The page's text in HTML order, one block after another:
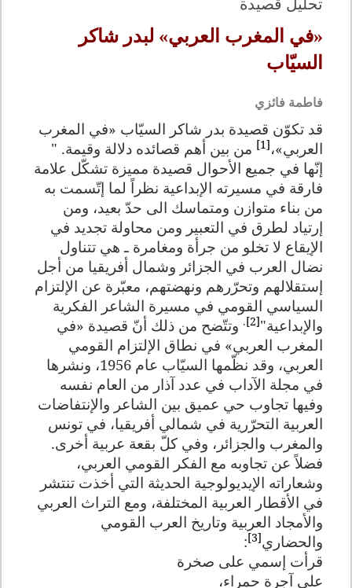
تحليل قصيدة
«في المغرب العربي» لبدر شاكر
السيّاب
فاطمة فائزي
قد تكوّن قصيدة بدر شاكر السيّاب «في المغرب
العربي»،[1] من بين أهم قصائده دلالة وقيمة. "
إنّها في جميع الأحوال قصيدة مميزة تشكّل علامة
فارقة في مسيرته الإبداعية نظراً لما إتّسمت به
من بناء متوازن ومتماسك الى حدّ بعيد، ومن
إرتياد لطرق في التعبير ومن محاولة تجديد في
الإيقاع لا تخلو من جرأة ومغامرة ـ هي تتناول
نضال العرب في الجزائر وشمال أفريقيا من أجل
إستقلالهم وتحرّرهم ونهضتهم، معبّرة عن الإلتزام
السياسي القومي في مسيرة الشاعر الفكرية
والإبداعية"[2]
. وتتّضح من ذلك أنّ قصيدة «في
المغرب العربي» في نطاق الإلتزام القومي
العربي، وقد نظّمها السيّاب عام 1956، ونشرها
في مجلة الآداب في عدد آذار من العام نفسه
وفيها تجاوب حي عميق بين الشاعر والإنتفاضات
العربية التحرّرية في شمالي أفريقيا، في تونس
والمغرب والجزائر، وفي كلّ بقعة عربية أخرى.
فضلاً عن تجاوبه مع الفكر القومي العربي،
وشعاراته الإيديولوجية الحديثة التي أخذت تنتشر
في الأقطار العربية المختلفة، ومع التراث العربي
والأمجاد العربية وتاريخ العرب القومي
والحضاري[3]
:
قرأت إسمي على صخرة
على آجرة حمراء،